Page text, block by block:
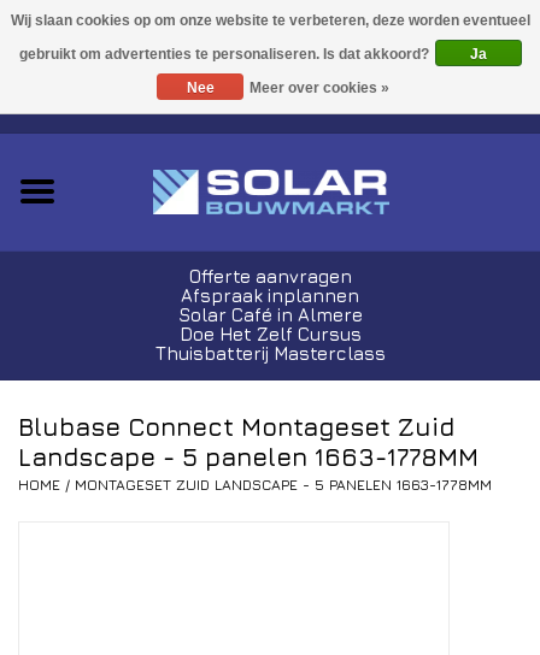
0 Artikelen - €0,00
Acties!
Kabels en Stekkers
Offerte aanvragen
Afspraak inplannen
Solar Café in Almere
Doe Het Zelf Cursus
Thuisbatterij Masterclass
Blubase Connect Montageset Zuid
Landscape - 5 panelen 1663-1778MM
HOME / MONTAGESET ZUID LANDSCAPE - 5 PANELEN 1663-1778MM
Ja
Nee
Meer over cookies »